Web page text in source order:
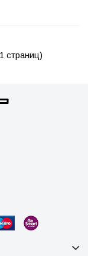
страниц)